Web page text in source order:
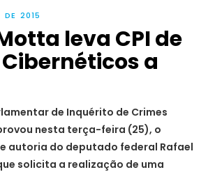
2015
leva CPI de
a
de Inquérito de Crimes
nesta terça-feira (25), o
autoria do deputado federal Rafael
solicita a realização de uma